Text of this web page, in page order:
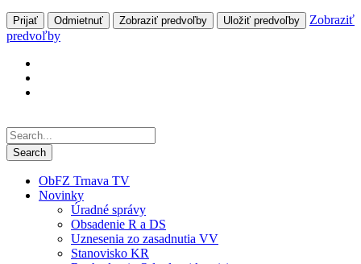
Prijať Odmietnuť Zobraziť predvoľby Uložiť predvoľby
Zobraziť
predvoľby
ObFZ Trnava TV
Novinky
Úradné správy
Obsadenie R a DS
Uznesenia zo zasadnutia VV
Stanovisko KR